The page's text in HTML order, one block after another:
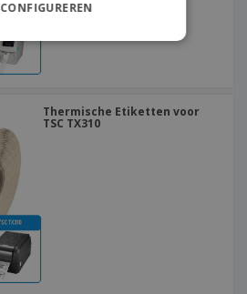
Thermische Etiketten voor
TSC TX310
CONFIGUREREN